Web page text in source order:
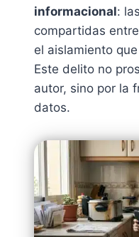
informacional:
compartidas
el aislamiento
Este delito no
autor, sino por la
datos.